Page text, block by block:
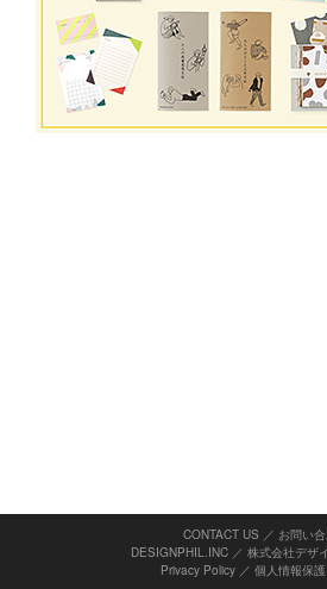
CONTACT US ／ お問い
DESIGNPHIL.INC ／ 株式会社デザ
Privacy Policy／ 個人情報保